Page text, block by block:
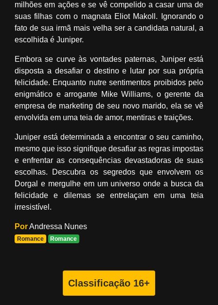
milhões em ações e se vê compelido a casar uma de
suas filhas com o magnata Eliot Makoll. Ignorando o
fato de sua irmã mais velha ser a candidata natural, a
escolhida é Juniper.
Embora se curve às vontades paternas, Juniper está
disposta a desafiar o destino e lutar por sua própria
felicidade. Enquanto nutre sentimentos proibidos pelo
enigmático e arrogante Mike Williams, o gerente da
empresa de marketing de seu novo marido, ela se vê
envolvida em uma teia de amor, mentiras e traições.
Juniper está determinada a encontrar o seu caminho,
mesmo que isso signifique desafiar as regras impostas
e enfrentar as consequências devastadoras de suas
escolhas. Descubra os segredos que envolvem os
Dorgal e mergulhe em um universo onde a busca da
felicidade e dilemas se entrelaçam em uma teia
irresistível.
PorAndressa Nunes
Romance Romance
Classificação 16+